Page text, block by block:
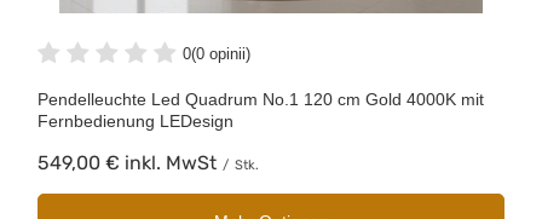
0(0 opinii)
Pendelleuchte Led Quadrum No.1 120 cm Gold 4000K mit
Fernbedienung LEDesign
549,00 € inkl. MwSt / Stk.